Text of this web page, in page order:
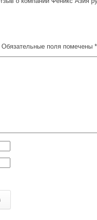
Обязательные поля помечены *